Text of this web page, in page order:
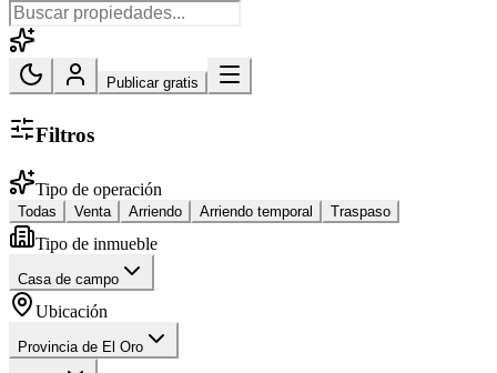
Publicar gratis
Filtros
Tipo de operación
Todas Venta Arriendo Arriendo temporal Traspaso
Tipo de inmueble
Casa de campo
Ubicación
Provincia de El Oro